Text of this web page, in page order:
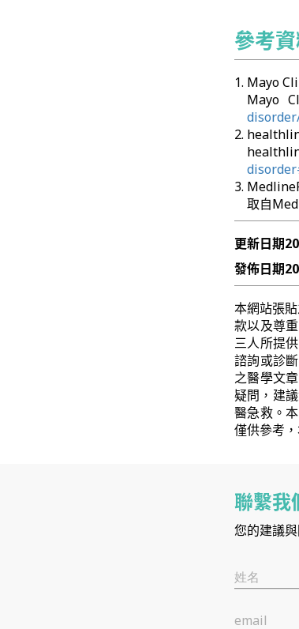
參考
Mayo
Mayo
取自
更新日期
發佈日期
本網站張
款以及尊
三人所提
諮詢或診
之醫學文
疑問，建
醫急救。
僅供參考
聯繫我
您的建議
姓名
email